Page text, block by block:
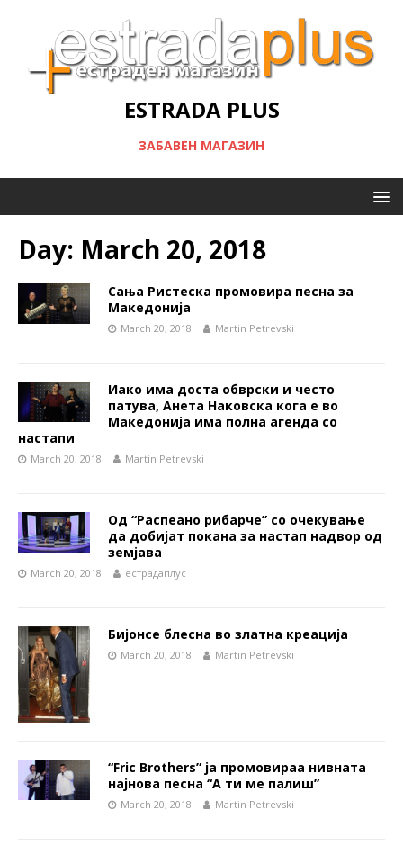
ESTRADA PLUS
ЗАБАВЕН МАГАЗИН
Day: March 20, 2018
Сања Ристеска промовира песна за
Македонија
March 20, 2018 Martin Petrevski
Иако има доста обврски и често
патува, Анета Наковска кога е во
Македонија има полна агенда со
настапи
March 20, 2018 Martin Petrevski
Од “Распеано рибарче” со очекување
да добијат покана за настап надвор од
земјава
March 20, 2018 естрадаплус
Бијонсе блесна во златна креација
March 20, 2018 Martin Petrevski
“Fric Brothers” ја промовираа нивната
најнова песна “А ти ме палиш”
March 20, 2018 Martin Petrevski